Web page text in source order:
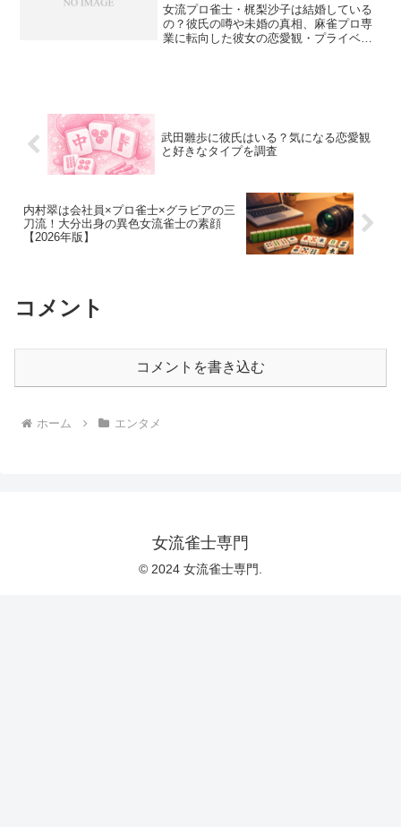
女流プロ雀士・梶梨沙子は結婚している
の？彼氏の噂や未婚の真相、麻雀プロ専
業に転向した彼女の恋愛観・プライベー
武田雛歩に彼氏はいる？気になる恋愛観
と好きなタイプを調査
内村翠は会社員×プロ雀士×グラビアの三
刀流！大分出身の異色女流雀士の素顔
【2026年版】
コメント
コメントを書き込む
ホーム エンタメ
女流雀士専門
© 2024 女流雀士専門.